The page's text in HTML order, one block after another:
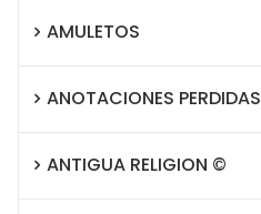
AMULETOS
ANOTACIONES PERDIDAS
ANTIGUA RELIGION ©